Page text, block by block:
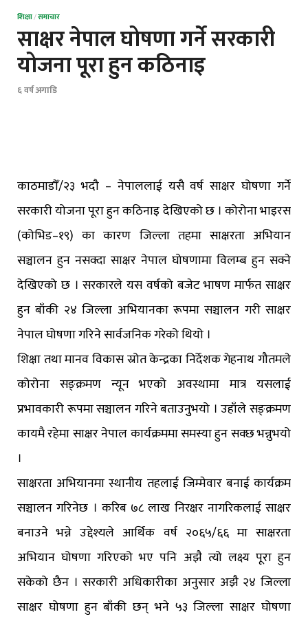
शिक्षा/समाचार
साक्षर नेपाल घोषणा गर्ने सरकारी
योजना पूरा हुन कठिनाइ
६ वर्ष अगाडि
काठमाडौँ/२३ भदौ – नेपाललाई यसै वर्ष साक्षर घोषणा गर्ने
सरकारी योजना पूरा हुन कठिनाइ देखिएको छ । कोरोना भाइरस
(कोभिड–१९) का कारण जिल्ला तहमा साक्षरता अभियान
सञ्चालन हुन नसक्दा साक्षर नेपाल घोषणामा विलम्ब हुन सक्ने
देखिएको छ । सरकारले यस वर्षको बजेट भाषण मार्फत साक्षर
हुन बाँकी २४ जिल्ला अभियानका रूपमा सञ्चालन गरी साक्षर
नेपाल घोषणा गरिने सार्वजनिक गरेको थियो ।
शिक्षा तथा मानव विकास स्रोत केन्द्रका निर्देशक गेहनाथ गौतमले
कोरोना सङ्क्रमण न्यून भएको अवस्थामा मात्र यसलाई
प्रभावकारी रूपमा सञ्चालन गरिने बताउनुुभयो । उहाँले सङ्क्रमण
कायमै रहेमा साक्षर नेपाल कार्यक्रममा समस्या हुन सक्छ भन्नुभयो
।
साक्षरता अभियानमा स्थानीय तहलाई जिम्मेवार बनाई कार्यक्रम
सञ्चालन गरिनेछ । करिब ७८ लाख निरक्षर नागरिकलाई साक्षर
बनाउने भन्ने उद्देश्यले आर्थिक वर्ष २०६५/६६ मा साक्षरता
अभियान घोषणा गरिएको भए पनि अझै त्यो लक्ष्य पूरा हुन
सकेको छैन । सरकारी अधिकारीका अनुसार अझै २४ जिल्ला
साक्षर घोषणा हुन बाँकी छन् भने ५३ जिल्ला साक्षर घोषणा